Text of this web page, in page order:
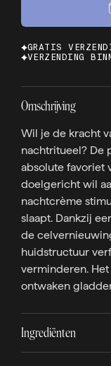
GRATIS
VERZENDING
Omschrijving
Wil je de kracht
nachtritueel? De
absolute favoriet
doelgericht wil
nachtcrème
slaapt. Dankzij
de
huidstructuur
verminderen.
ontwaken
Ingrediënten